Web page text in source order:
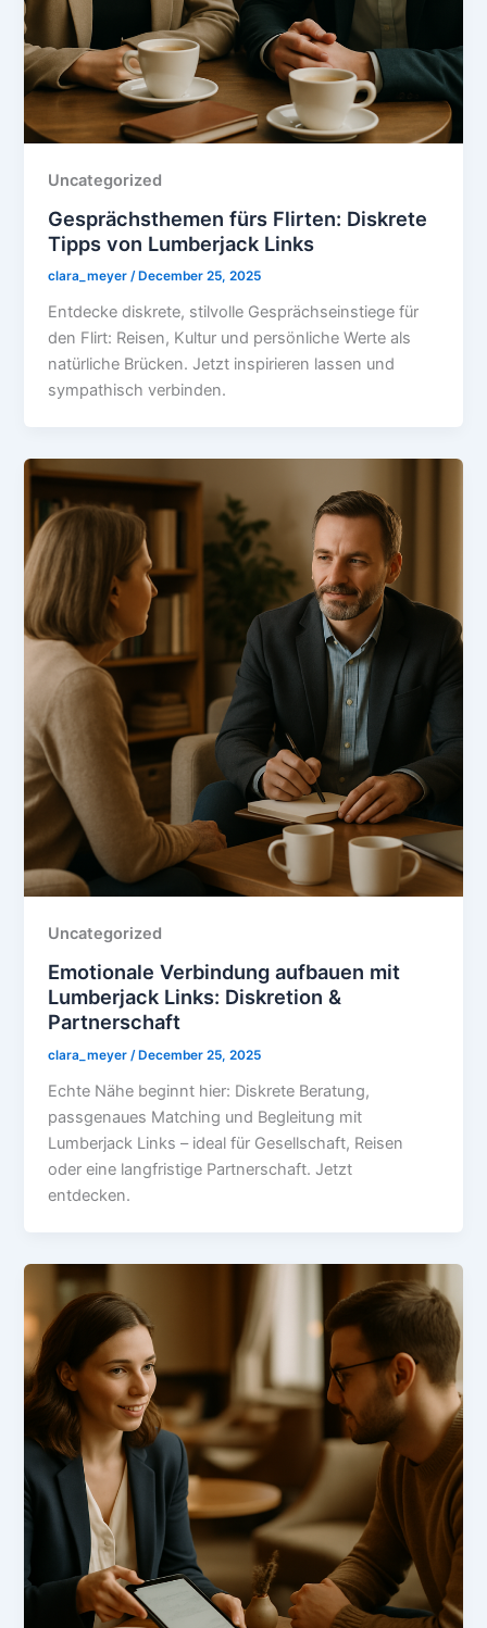
Uncategorized
Gesprächsthemen fürs Flirten: Diskrete
Tipps von Lumberjack Links
clara_meyer/ December 25, 2025
Entdecke diskrete, stilvolle Gesprächseinstiege für
den Flirt: Reisen, Kultur und persönliche Werte als
natürliche Brücken. Jetzt inspirieren lassen und
sympathisch verbinden.
Uncategorized
Emotionale Verbindung aufbauen mit
Lumberjack Links: Diskretion &
Partnerschaft
clara_meyer/ December 25, 2025
Echte Nähe beginnt hier: Diskrete Beratung,
passgenaues Matching und Begleitung mit
Lumberjack Links – ideal für Gesellschaft, Reisen
oder eine langfristige Partnerschaft. Jetzt
entdecken.